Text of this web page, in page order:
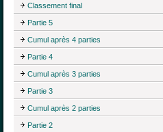
Classement final
Partie 5
Cumul après 4 parties
Partie 4
Cumul après 3 parties
Partie 3
Cumul après 2 parties
Partie 2